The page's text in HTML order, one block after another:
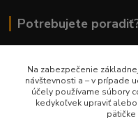
Potrebujete
0948 236 042
info@margaretkashop.sk
Na zabezpečenie
návštevnosti a – v prípade
účely používame súbory
kedykoľvek upraviť
pätičke